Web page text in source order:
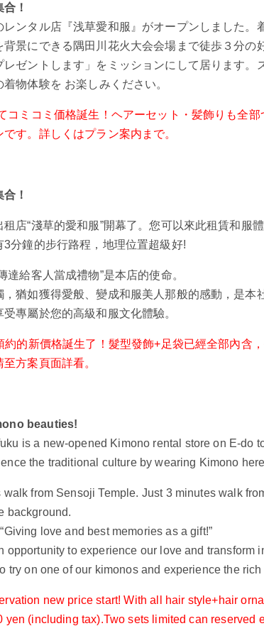
！
レンタル店『浅草愛和服』がオープンしました
背景にできる隅田川花火大会会場まで徒歩３分
レゼントします」をミッションにして居ります
物体験を お楽しみください。
コミコミ価格誕生！ヘアーセット・髪飾りも全
す。詳しくはプラン案内まで。
！
店“淺草的愛和服”開幕了。您可以來此租賃和
3分鐘的步行路程，地理位置超級好!
達給客人當成禮物”是本店的使命。
，猶如獲得愛般、變成和服美人那般的感動，是本
專屬於您的高級和服文化體驗。
約的新價格誕生了！髮型發飾+足袋已經全部內含
方案頁面詳看。
beauties!
is a new-opened Kimono rental store on E-do
the traditional culture by wearing Kimono
walk from Sensoji Temple. Just 3 minutes walk
background.
love and best memories as a gift!”
opportunity to experience our love and transform
try on one of our kimonos and experience the
new price start! With all hair style+hair
yen (including tax).Two sets limited can reserved